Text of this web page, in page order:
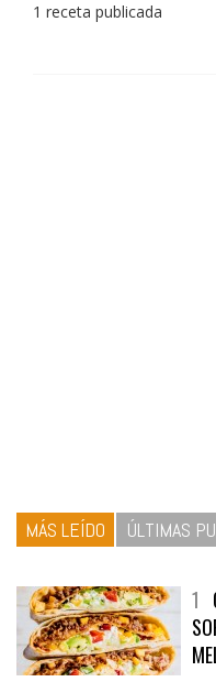
1 receta publicada
MÁS LEÍDO ÚLTIMAS
1